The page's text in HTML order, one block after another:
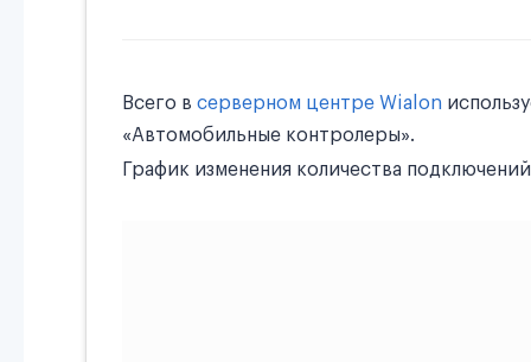
Всего в серверном центре Wialon
«Автомобильные контролеры».
График изменения количества